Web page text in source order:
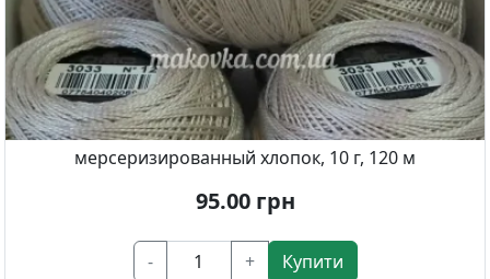
мерсеризированный хлопок, 10 г, 120 м
95.00грн
- +
Купити